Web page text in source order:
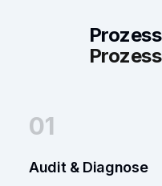
01
Audit & Diagnose